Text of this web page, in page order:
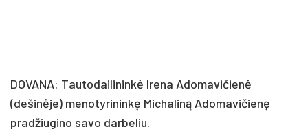
DOVANA: Tautodailininkė Irena Adomavičienė
(dešinėje) menotyrininkę Michaliną Adomavičienę
pradžiugino savo darbeliu.